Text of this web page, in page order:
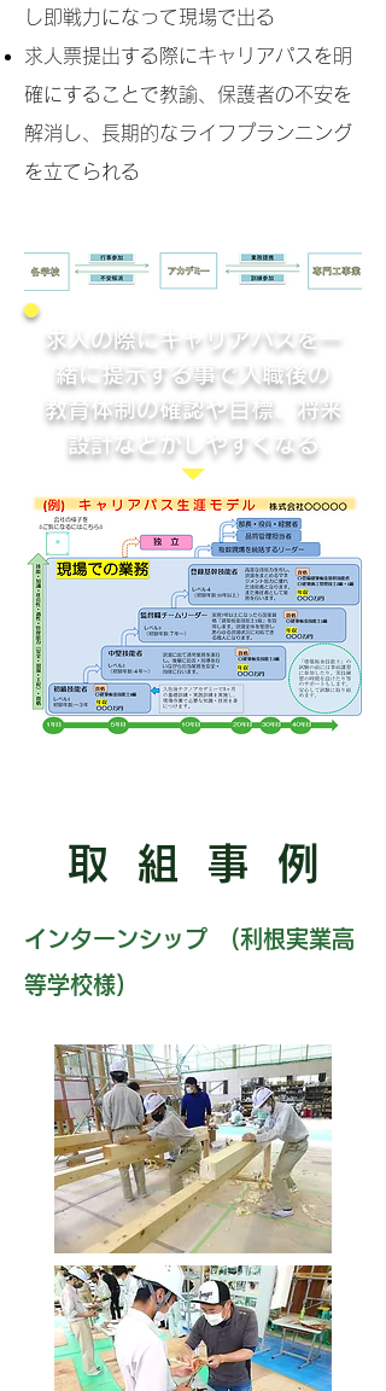
し即戦力になって現場で出る
求人票提出する際にキャリアパスを明
確にすることで教諭、保護者の不安を
解消し、長期的なライフプランニング
を立てられる
求人の際にキャリアパスを一
緒に提示する事で入職後の
教育体制の確認や目標、将来
設計などがしやすくなる
取組事 例
インターンシップ (利根実業高
等学校様)